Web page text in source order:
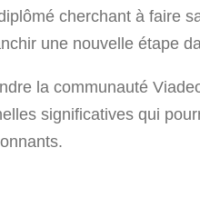
cherchant à faire
une nouvelle étape
la communauté
significatives qui